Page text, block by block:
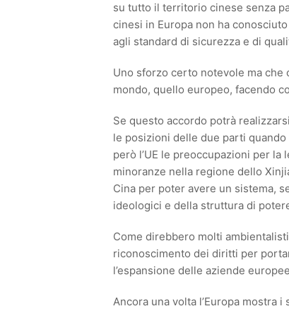
su tutto il territorio cinese senza
cinesi in Europa non ha
agli standard di sicurezza e di
Uno sforzo certo notevole ma
mondo, quello europeo, facendo
Se questo accordo potrà
le posizioni delle due parti
però l’UE le preoccupazioni per
minoranze nella regione dello
Cina per poter avere un sistema,
ideologici e della struttura di
Come direbbero molti
riconoscimento dei diritti per
l’espansione delle aziende
Ancora una volta l’Europa